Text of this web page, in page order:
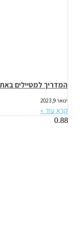
המדריך למטיילים
ינואר 9, 2023
קרא עוד »